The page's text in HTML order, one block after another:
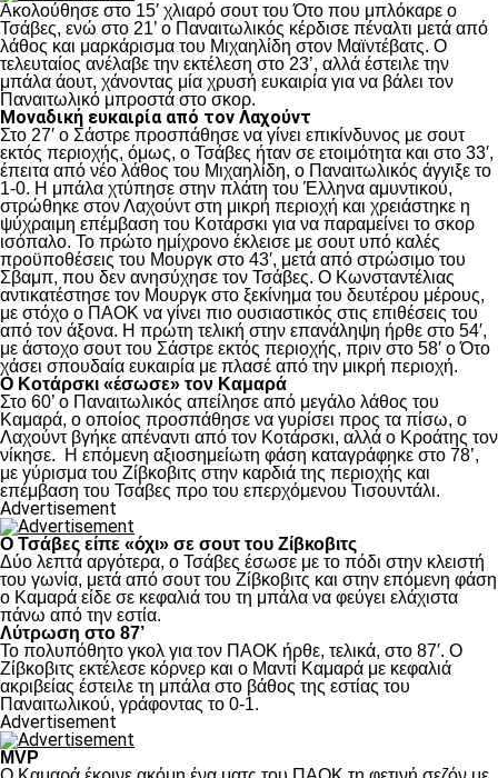
Ακολούθησε στο 15′ χλιαρό σουτ του Ότο που μπλόκαρε ο
Τσάβες, ενώ στο 21’ ο Παναιτωλικός κέρδισε πέναλτι μετά από
λάθος και μαρκάρισμα του Μιχαηλίδη στον Μαϊντέβατς. Ο
τελευταίος ανέλαβε την εκτέλεση στο 23’, αλλά έστειλε την
μπάλα άουτ, χάνοντας μία χρυσή ευκαιρία για να βάλει τον
Παναιτωλικό μπροστά στο σκορ.
Μοναδική ευκαιρία από τον Λαχούντ
Στο 27′ ο Σάστρε προσπάθησε να γίνει επικίνδυνος με σουτ
εκτός περιοχής, όμως, ο Τσάβες ήταν σε ετοιμότητα και στο 33′,
έπειτα από νέο λάθος του Μιχαηλίδη, ο Παναιτωλικός άγγιξε το
1-0. Η μπάλα χτύπησε στην πλάτη του Έλληνα αμυντικού,
στρώθηκε στον Λαχούντ στη μικρή περιοχή και χρειάστηκε η
ψύχραιμη επέμβαση του Κοτάρσκι για να παραμείνει το σκορ
ισόπαλο. Το πρώτο ημίχρονο έκλεισε με σουτ υπό καλές
προϋποθέσεις του Μουργκ στο 43′, μετά από στρώσιμο του
Σβαμπ, που δεν ανησύχησε τον Τσάβες. Ο Κωνσταντέλιας
αντικατέστησε τον Μουργκ στο ξεκίνημα του δευτέρου μέρους,
με στόχο ο ΠΑΟΚ να γίνει πιο ουσιαστικός στις επιθέσεις του
από τον άξονα. Η πρώτη τελική στην επανάληψη ήρθε στο 54′,
με άστοχο σουτ του Σάστρε εκτός περιοχής, πριν στο 58′ ο Ότο
χάσει σπουδαία ευκαιρία με πλασέ από την μικρή περιοχή.
Ο Κοτάρσκι «έσωσε» τον Καμαρά
Στο 60’ ο Παναιτωλικός απείλησε από μεγάλο λάθος του
Καμαρά, ο οποίος προσπάθησε να γυρίσει προς τα πίσω, ο
Λαχούντ βγήκε απέναντι από τον Κοτάρσκι, αλλά ο Κροάτης τον
νίκησε. Η επόμενη αξιοσημείωτη φάση καταγράφηκε στο 78’,
με γύρισμα του Ζίβκοβιτς στην καρδιά της περιοχής και
επέμβαση του Τσάβες προ του επερχόμενου Τισουντάλι.
Advertisement
Ο Τσάβες είπε «όχι» σε σουτ του Ζίβκοβιτς
Δύο λεπτά αργότερα, ο Τσάβες έσωσε με το πόδι στην κλειστή
του γωνία, μετά από σουτ του Ζίβκοβιτς και στην επόμενη φάση
ο Καμαρά είδε σε κεφαλιά του τη μπάλα να φεύγει ελάχιστα
πάνω από την εστία.
Λύτρωση στο 87’
Το πολυπόθητο γκολ για τον ΠΑΟΚ ήρθε, τελικά, στο 87′. Ο
Ζίβκοβιτς εκτέλεσε κόρνερ και ο Μαντί Καμαρά με κεφαλιά
ακριβείας έστειλε τη μπάλα στο βάθος της εστίας του
Παναιτωλικού, γράφοντας το 0-1.
Advertisement
MVP